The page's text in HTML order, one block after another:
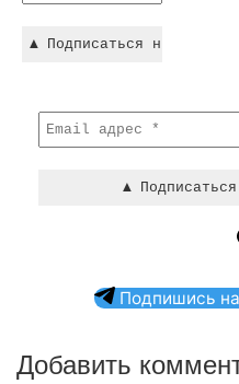
Подпишись
Добавить